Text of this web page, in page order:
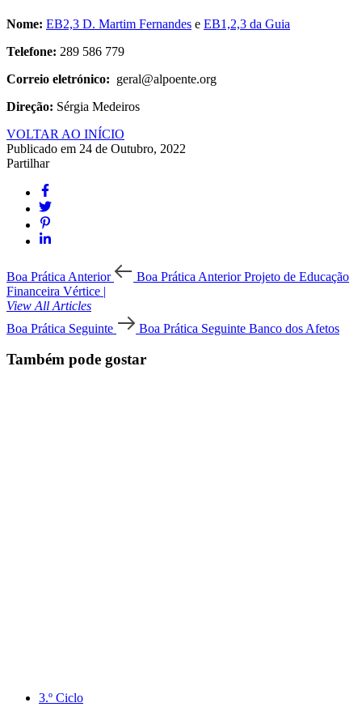
Nome: EB2,3 D. Martim Fernandes e EB1,2,3 da Guia
Telefone: 289 586 779
Correio eletrónico: geral@alpoente.org
Direção: Sérgia Medeiros
VOLTAR AO INÍCIO
Publicado em 24 de Outubro, 2022
Partilhar
Boa Prática Anterior Boa Prática AnteriorProjeto de Educação
Financeira Vértice |
View All Articles
Boa Prática Seguinte
Boa Prática Seguinte Banco dos Afetos
Também pode gostar
3.º Ciclo